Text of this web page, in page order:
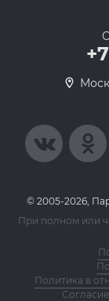
© 2005-2026,
При полном или
Политика в